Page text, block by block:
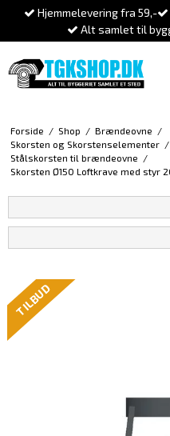
Hjemmelevering fra 59,-
Alt samlet til
Forside / Shop / Brændeovne /
Skorsten og Skorstenselementer /
Stålskorsten til brændeovne /
Skorsten Ø150 Loftkrave med styr
TILBUD